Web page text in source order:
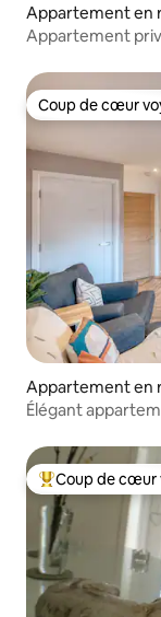
Appartement en
Appartement
Coup de cœur
Coup de cœur
Appartement en
Élégant
Coups de cœur
Coup de cœur